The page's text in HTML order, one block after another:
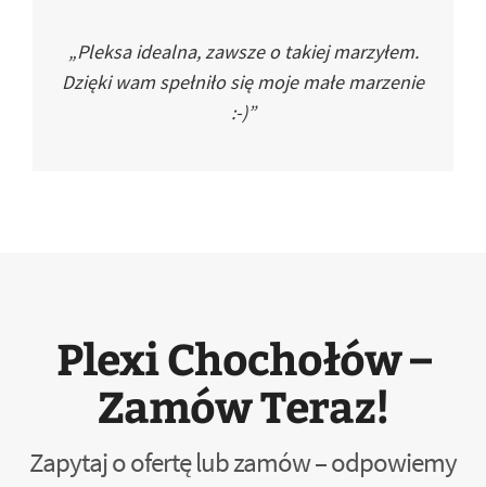
„Pleksa idealna, zawsze o takiej marzyłem.
Dzięki wam spełniło się moje małe marzenie
:-)”
Plexi Chochołów –
Zamów Teraz!
Zapytaj o ofertę lub zamów – odpowiemy